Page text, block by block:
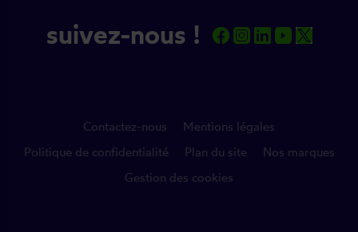
suivez-nous !
Contactez-nous
Mentions légales
Politique de confidentialité
Plan du site
Nos marques
Gestion des cookies